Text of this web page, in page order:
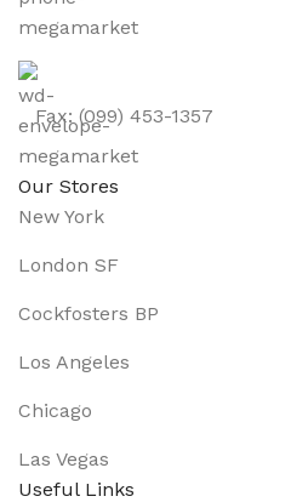
Fax: (099) 453-1357
Our Stores
New York
London SF
Cockfosters BP
Los Angeles
Chicago
Las Vegas
Useful Links